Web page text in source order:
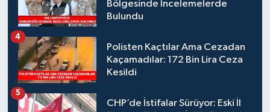
Bölgesinde İncelemelerde
Bulundu
Polisten Kaçtılar Ama Cezadan
Kaçamadılar: 172 Bin Lira Ceza
Kesildi
4
CHP’de İstifalar Sürüyor: Eski İl
5